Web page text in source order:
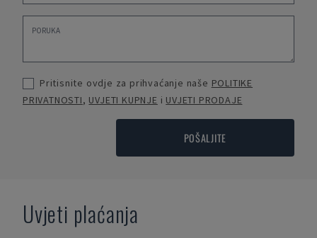
Pritisnite ovdje za prihvaćanje naše POLITIKE
PRIVATNOSTI, UVJETI KUPNJE i UVJETI PRODAJE
POŠALJITE
Uvjeti plaćanja